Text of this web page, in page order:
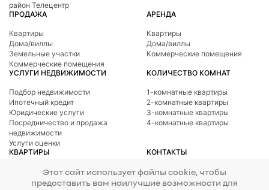
район Телецентр
ПРОДАЖА
Квартиры
Дома/виллы
Земельные участки
Коммерческие помещения
АРЕНДА
Квартиры
Дома/виллы
Коммерческие помещения
УСЛУГИ НЕДВИЖИМОСТИ
Подбор недвижимости
Ипотечный кредит
Юридические услуги
Посредничество и продажа
недвижимости
Услуги оценки
КОЛИЧЕСТВО КОМНАТ
1-комнатные квартиры
2-комнатные квартиры
3-комнатные квартиры
4-комнатные квартиры
КВАРТИРЫ
Район Ботаникa
район Буюканы
КОНТАКТЫ
Телефон 078 277 717
ул. Тигина, 24
E-mail
office@mirax.md
Этот сайт использует файлы cookie, чтобы
предоставить вам наилучшие возможности для